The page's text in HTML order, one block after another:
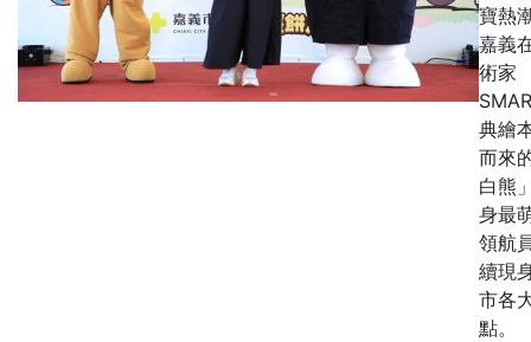
寶熱
嘉義
術家
典繪
而來
白熊
身最
領航
續現
市各
點。